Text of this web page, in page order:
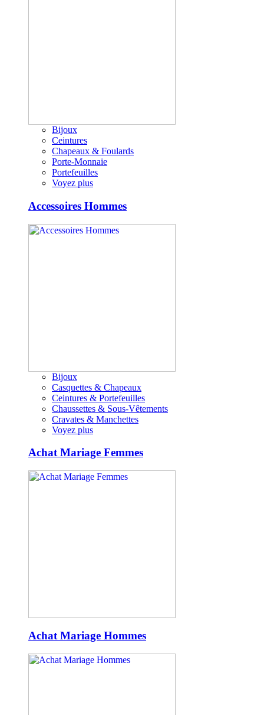
Bijoux
Ceintures
Chapeaux & Foulards
Porte-Monnaie
Portefeuilles
Voyez plus
Accessoires Hommes
Bijoux
Casquettes & Chapeaux
Ceintures & Portefeuilles
Chaussettes & Sous-Vêtements
Cravates & Manchettes
Voyez plus
Achat Mariage Femmes
Achat Mariage Hommes